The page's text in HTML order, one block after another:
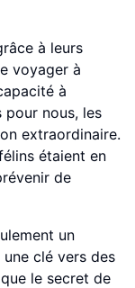
à leurs
voyager à
à
nous, les
extraordinaire.
étaient en
de
un
clé vers des
le secret de